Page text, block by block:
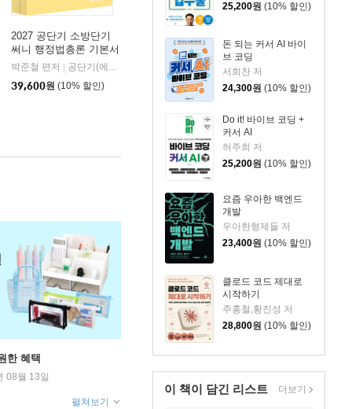
25,200원 (10% 할인)
돈 되는 커서 AI 바이
브 코딩
서희찬 저
24,300원 (10% 할인)
Do it! 바이브 코딩 +
커서 AI
허주희 저
25,200원 (10% 할인)
요즘 우아한 백엔드
개발
우아한형제들 저
23,400원 (10% 할인)
클로드 코드 제대로
시작하기
주홍철,황진성 저
28,800원 (10% 할인)
이 책이 담긴 리스트 더보기
2027 공단기 소방단기
써니 행정법총론 기본서
박준철 편저
공단기(에스티유니타스)
39,600원 (10% 할인)
한 혜택
08월 13일
펼쳐보기